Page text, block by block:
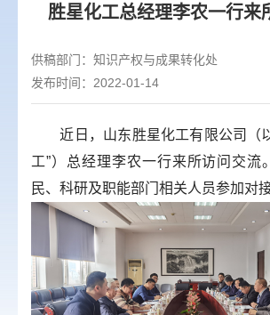
胜星化工总经理李农一行来
供稿部门： 知识产权与成果转化处
发布时间：2022-01-14
近日，山东胜星化工有限公司（
工”）总经理李农一行来所访问交流
民、科研及职能部门相关人员参加对接